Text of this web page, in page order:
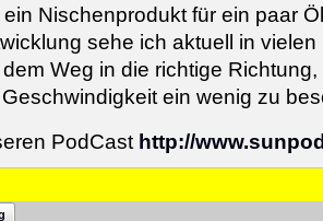
ein Nischenprodukt für ein paar
sehe ich aktuell in
Weg in die richtige
ein wenig zu
PodCast http://